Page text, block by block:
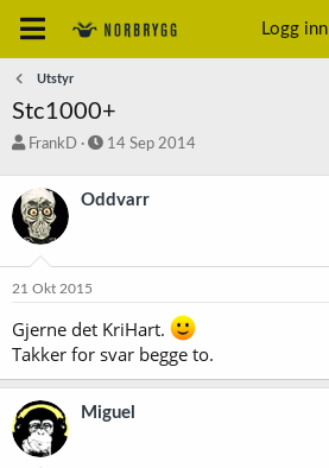
Logg inn
Utstyr
Stc1000+
T
å
d
s
a
r
e
r
FrankD
S
r
a
14 Sep 2014
Oddvarr
21 Okt 2015
Gjerne det KriHart.
Takker for svar begge to.
Miguel